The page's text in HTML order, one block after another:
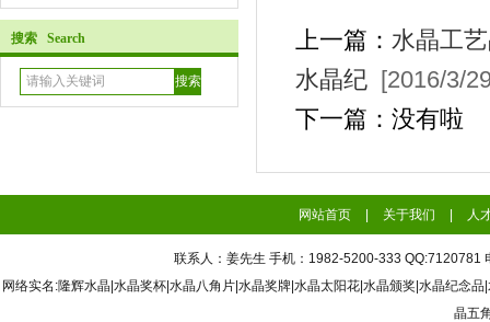
搜索 Search 上一篇： 水晶工
水晶纪 [2016/3/
下一篇：没有啦
网站首页 关于我们 人
联系人：姜先生 手机：1982-5200-333 QQ:7120781
网络实名:隆辉水晶|水晶奖杯|水晶八角片|水晶奖牌|水晶太阳花|水晶颁奖|水晶纪念
晶五